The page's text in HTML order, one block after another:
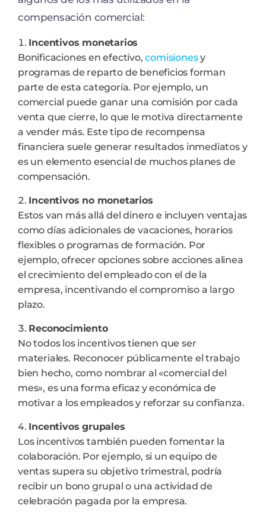
compensación comercial:
Incentivos monetarios
Bonificaciones en efectivo,comisionesy
programas de reparto de beneficios forman
parte de esta categoría. Por ejemplo, un
comercial puede ganar una comisión por cada
venta que cierre, lo que le motiva directamente
a vender más. Este tipo de recompensa
financiera suele generar resultados inmediatos y
es un elemento esencial de muchos planes de
compensación.
Incentivos no monetarios
Estos van más allá del dinero e incluyen ventajas
como días adicionales de vacaciones, horarios
flexibles o programas de formación. Por
ejemplo, ofrecer opciones sobre acciones alinea
el crecimiento del empleado con el de la
empresa, incentivando el compromiso a largo
plazo.
Reconocimiento
No todos los incentivos tienen que ser
materiales. Reconocer públicamente el trabajo
bien hecho, como nombrar al «comercial del
mes», es una forma eficaz y económica de
motivar a los empleados y reforzar su confianza.
Incentivos grupales
Los incentivos también pueden fomentar la
colaboración. Por ejemplo, si un equipo de
ventas supera su objetivo trimestral, podría
recibir un bono grupal o una actividad de
celebración pagada por la empresa.